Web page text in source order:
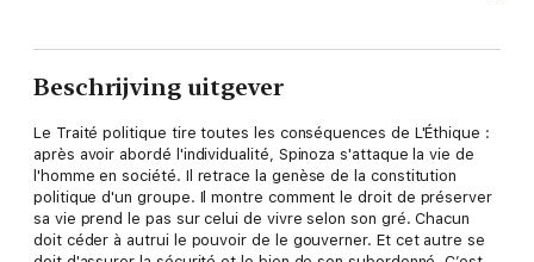
Beschrijving uitgever
Le Traité politique tire toutes les conséquences de L'Éthique :
après avoir abordé l'individualité, Spinoza s'attaque la vie de
l'homme en société. Il retrace la genèse de la constitution
politique d'un groupe. Il montre comment le droit de préserver
sa vie prend le pas sur celui de vivre selon son gré. Chacun
doit céder à autrui le pouvoir de le gouverner. Et cet autre se